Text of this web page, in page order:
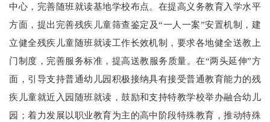
中心，完善随班就读基地学校布点。在提高义务教育入学水平
方面，提出完善残疾儿童筛查鉴定及“一人一案”安置机制，建
立健全残疾儿童随班就读工作长效机制，要求各地健全送教上
门制度，完善服务标准，提高送教服务质量。在“两头延伸”方
面，引导支持普通幼儿园积极接纳具有接受普通教育能力的残
疾儿童就近入园随班就读，鼓励和支持特教学校举办融合幼儿
园；着力发展以职业教育为主的高中阶段特殊教育，推动特殊